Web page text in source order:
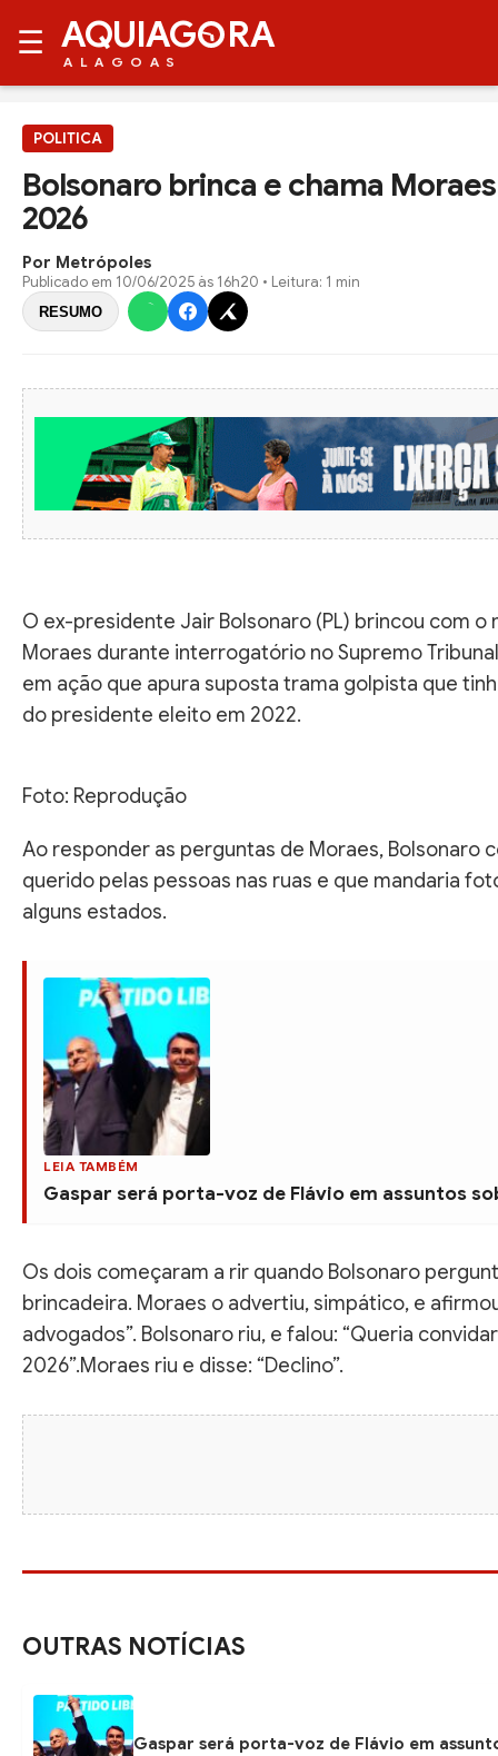
☰ AQUIAG RA
ALAGOAS
POLITICA
Bolsonaro brinca e chama
2026
Por Metrópoles
Publicado em 10/06/2025 às 16h20 • Leitura: 1 min
RESUMO
O ex-presidente Jair Bolsonaro (PL) brincou com o
Moraes durante interrogatório no Supremo
em ação que apura suposta trama golpista que
do presidente eleito em 2022.
Foto: Reprodução
Ao responder as perguntas de Moraes, Bolsonaro
querido pelas pessoas nas ruas e que mandaria
alguns estados.
LEIA TAMBÉM
Gaspar será porta-voz de Flávio em assuntos
Os dois começaram a rir quando Bolsonaro
brincadeira. Moraes o advertiu, simpático, e
advogados”. Bolsonaro riu, e falou: “Queria
2026”.Moraes riu e disse: “Declino”.
OUTRAS NOTÍCIAS
Gaspar será porta-voz de Flávio em